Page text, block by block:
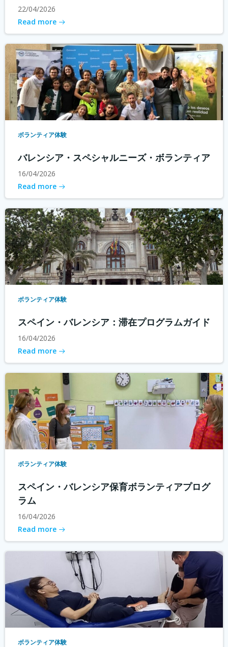
22/04/2026
Read more
ボランティア体験
バレンシア・スペシャルニーズ・ボランティア
16/04/2026
Read more
ボランティア体験
スペイン・バレンシア：滞在プログラムガイド
16/04/2026
Read more
ボランティア体験
スペイン・バレンシア保育ボランティアプログ
ラム
16/04/2026
Read more
ボランティア体験